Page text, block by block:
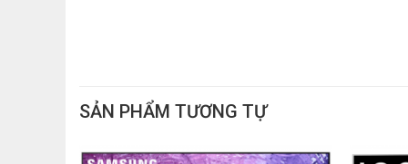
SẢN PHẨM TƯƠNG TỰ